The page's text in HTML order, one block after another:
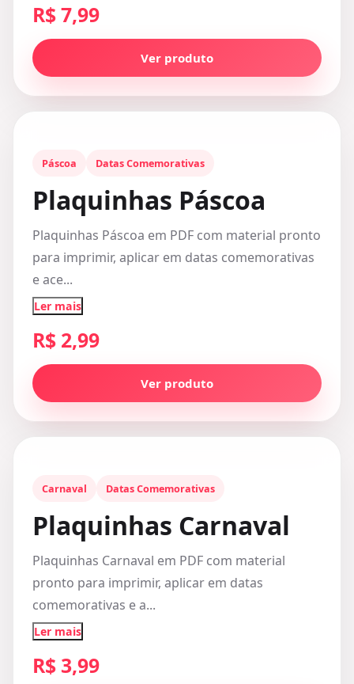
R$ 7,99
Ver produto
Páscoa Datas Comemorativas
Plaquinhas Páscoa
Plaquinhas Páscoa em PDF com material pronto
para imprimir, aplicar em datas comemorativas
e ace...
Ler mais
R$ 2,99
Ver produto
Carnaval Datas Comemorativas
Plaquinhas Carnaval
Plaquinhas Carnaval em PDF com material
pronto para imprimir, aplicar em datas
comemorativas e a...
Ler mais
R$ 3,99